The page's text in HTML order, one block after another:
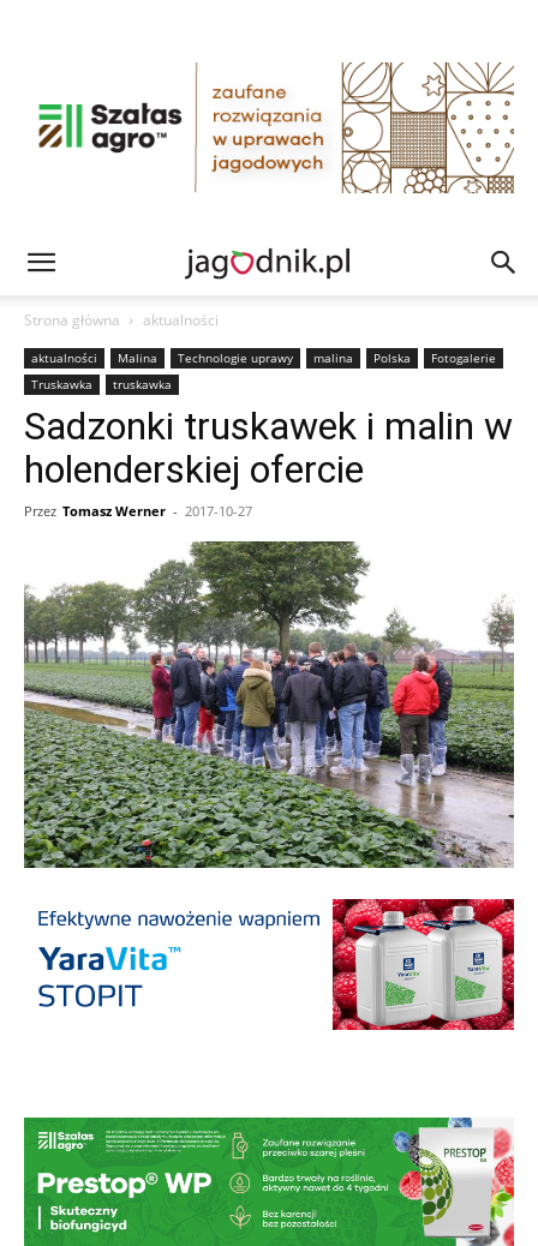
Strona główna aktualności
aktualności Malina Technologie uprawy malina Polska
Fotogalerie
Truskawka
truskawka
Sadzonki truskawek i malin w
holenderskiej ofercie
Przez Tomasz Werner - 2017-10-27